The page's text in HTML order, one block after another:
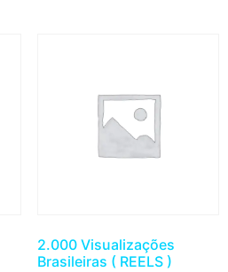
2.000 Visualizações
Brasileiras ( REELS )